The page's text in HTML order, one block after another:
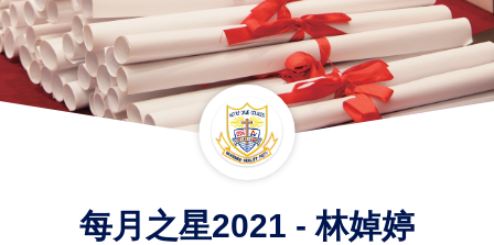
每月之星2021 - 林婥婷